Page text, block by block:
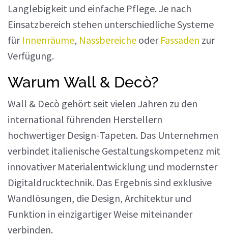
Langlebigkeit und einfache Pflege. Je nach
Einsatzbereich stehen unterschiedliche Systeme
für Innenräume, Nassbereiche oder Fassaden zur
Verfügung.
Warum Wall & Decò?
Wall & Decò gehört seit vielen Jahren zu den
international führenden Herstellern
hochwertiger Design-Tapeten. Das Unternehmen
verbindet italienische Gestaltungskompetenz mit
innovativer Materialentwicklung und modernster
Digitaldrucktechnik. Das Ergebnis sind exklusive
Wandlösungen, die Design, Architektur und
Funktion in einzigartiger Weise miteinander
verbinden.